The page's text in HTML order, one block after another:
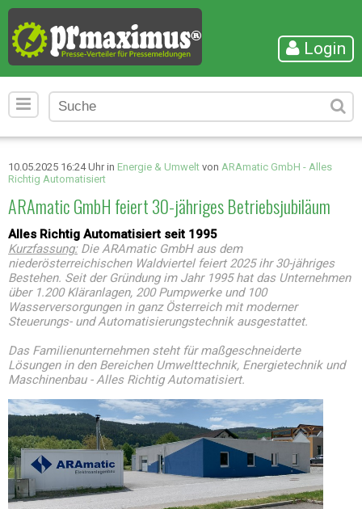
Login
10.05.2025 16:24 Uhr in Energie & Umwelt von ARAmatic GmbH - Alles
Richtig Automatisiert
ARAmatic GmbH feiert 30-jähriges Betriebsjubiläum
Alles Richtig Automatisiert seit 1995
Kurzfassung:Die ARAmatic GmbH aus dem
niederösterreichischen Waldviertel feiert 2025 ihr 30-jähriges
Bestehen. Seit der Gründung im Jahr 1995 hat das Unternehmen
über 1.200 Kläranlagen, 200 Pumpwerke und 100
Wasserversorgungen in ganz Österreich mit moderner
Steuerungs- und Automatisierungstechnik ausgestattet.
Das Familienunternehmen steht für maßgeschneiderte
Lösungen in den Bereichen Umwelttechnik, Energietechnik und
Maschinenbau - Alles Richtig Automatisiert.